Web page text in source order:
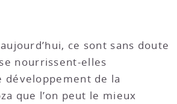
ce sont sans doute
nourrissent-elles
de la
que l’on peut le mieux